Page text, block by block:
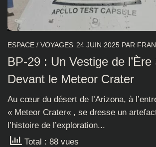
ESPACE / VOYAGES 24 JUIN 2025 PAR
BP-29 : Un Vestige de l’Ère
Devant le Meteor Crater
Au cœur du désert de l’Arizona, à
« Meteor Crater« , se dresse un
l’histoire de l’exploration...
Total : 88 vues